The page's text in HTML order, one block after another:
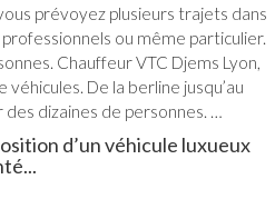
prévoyez plusieurs trajets dans
ou même particulier.
Chauffeur VTC Djems Lyon,
De la berline jusqu’au
dizaines de personnes. …
d’un véhicule luxueux